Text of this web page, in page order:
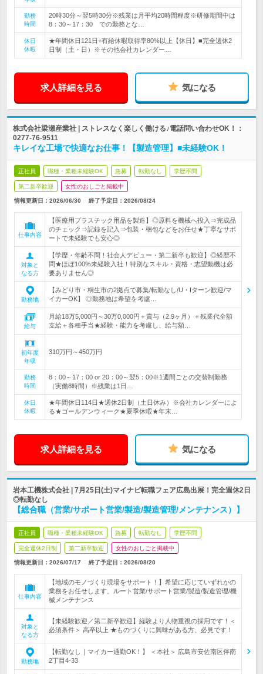
勤務
時間
20時30分～翌5時30分※残業は月平均20時間程度※研修期間中は
8：30～17：30 での勤務とな…
休日
休暇
★年間休日121日+有給休暇取得率80%以上【休日】■完全週休2
日制（土・日）※その他会社カレンダー…
求人詳細を見る 気になる
株式会社梁瀬産業社 | ストレスなく楽しく働ける♪電話問い合わせOK！：
0277-76-9511
キレイな工場で快適なお仕事！【製造管理】■未経験OK！
正社員 職種・業種未経験OK 急募 転勤なし 学歴不問
第二新卒歓迎 女性のおしごと掲載中
情報更新日：2026/06/30 終了予定日： 2026/08/24
仕事内容
【医療用プラスチック用品を製造】◎原料を機械へ投入⇒完成品
のチェック⇒記録を記入⇒包装・梱包などをお任せ★丁寧なサポ
ートで未経験でも安心◎
対象と
なる方
【学歴・年齢不問！社会人デビュー・第二新卒も歓迎】◎経歴不
問★ほぼ100%未経験入社！特別なスキル・資格・志望動機は必
要ありません◎
勤務地
【みどり市・桐生市の2拠点で募集/転勤なし/U・Iターン歓迎/マ
イカーOK】 ◎勤務地は希望を考慮…
給与
月給18万5,000円～30万0,000円＋賞与（2.9ヶ月）＋残業代全額
支給＋各種手当★経験・能力を考慮し、給与額…
初年度
年収
310万円～450万円
勤務
時間
8：00～17：00 or 20：00～翌5：00※1週間ごとの交替制勤務
（実働8時間）※残業は1日…
休日
休暇
★年間休日114日★週休2日制（土日休み）※会社カレンダーによ
る★ゴールデンウィーク★夏季休暇★年末…
求人詳細を見る 気になる
岩本工機株式会社 | 7月25日(土)マイナビ転職フェア広島出展！完全週休2日
◎転勤なし
【総合職（営業/サポート営業/製造/製造管理/メンテナンス）】
正社員 職種・業種未経験OK 急募 転勤なし 学歴不問
完全週休2日制 第二新卒歓迎 女性のおしごと掲載中
情報更新日：2026/07/17 終了予定日： 2026/08/20
仕事内容
【地域のモノづくり現場をサポート！】希望に応じていずれかの
業務をお任せします。ルート営業/サポート営業/製造/製造管理/機
械メンテナンス
対象と
なる方
【未経験歓迎／第二新卒歓迎】経験より人物重視の採用です！＜
必須条件＞ 高卒以上 ★ものづくりに興味がある方、必見です！
勤務地
【転勤なし｜マイカー通勤OK！】 ＜本社＞ 広島市安佐南区伴南
2丁目4-33